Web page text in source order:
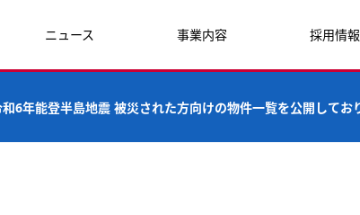
ニュース 事業内容 採用情報
6年能登半島地震 被災された方向けの物件一覧を公開してお